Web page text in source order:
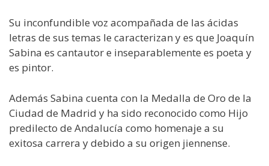
Su inconfundible voz acompañada de las ácidas
letras de sus temas le caracterizan y es que Joaquín
Sabina es cantautor e inseparablemente es poeta y
es pintor.
Además Sabina cuenta con la Medalla de Oro de la
Ciudad de Madrid y ha sido reconocido como Hijo
predilecto de Andalucía como homenaje a su
exitosa carrera y debido a su origen jiennense.